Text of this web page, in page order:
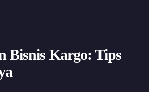
Bisnis Kargo: Tips